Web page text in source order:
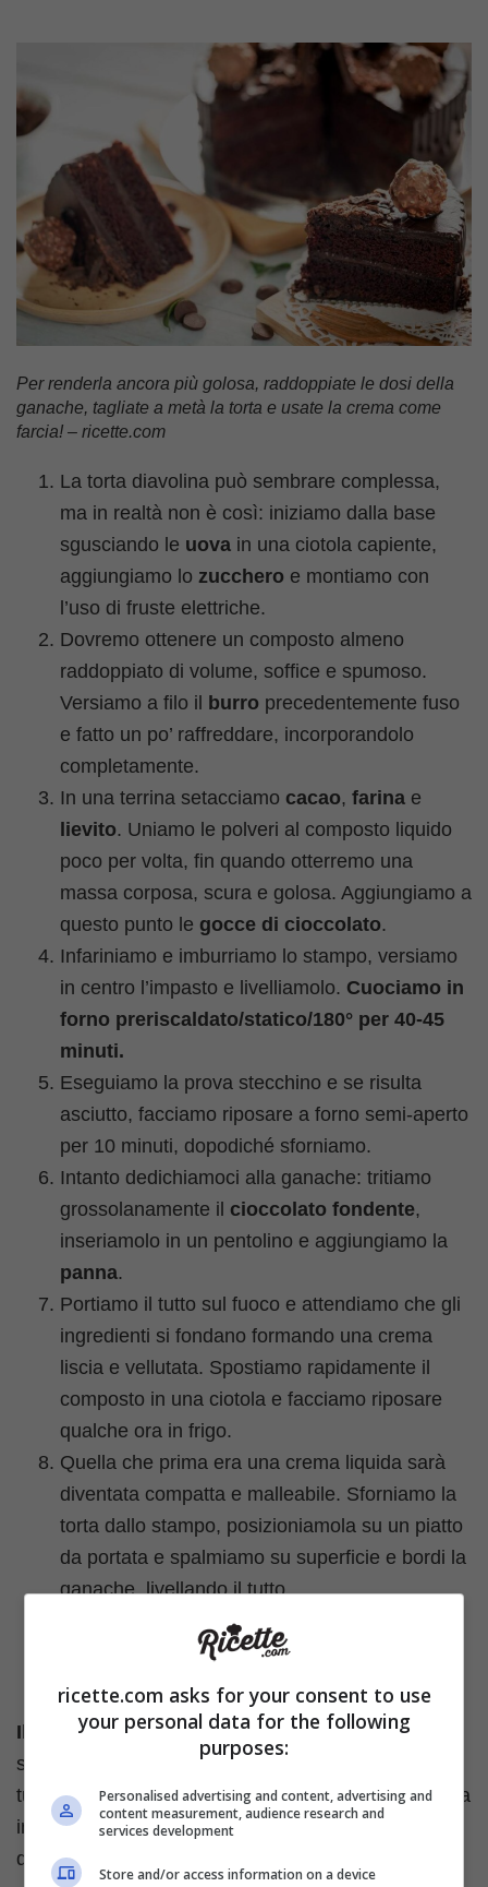
Per renderla ancora più golosa, raddoppiate le dosi della
ganache, tagliate a metà la torta e usate la crema come
farcia! – ricette.com
La torta diavolina può sembrare complessa,
ma in realtà non è così: iniziamo dalla base
sgusciando le uova in una ciotola capiente,
aggiungiamo lo zucchero e montiamo con
l’uso di fruste elettriche.
Dovremo ottenere un composto almeno
raddoppiato di volume, soffice e spumoso.
Versiamo a filo il
burro precedentemente fuso
e fatto un po’ raffreddare, incorporandolo
completamente.
In una terrina setacciamo cacao, farina e
lievito. Uniamo le polveri al composto liquido
poco per volta, fin quando otterremo una
massa corposa, scura e golosa. Aggiungiamo a
questo punto le gocce di cioccolato.
Infariniamo e imburriamo lo stampo, versiamo
in centro l’impasto e livelliamolo. Cuociamo in
forno preriscaldato/statico/180° per 40-45
minuti.
Eseguiamo la prova stecchino e se risulta
asciutto, facciamo riposare a forno semi-aperto
per 10 minuti, dopodiché sforniamo.
Intanto dedichiamoci alla ganache: tritiamo
grossolanamente il cioccolato fondente,
inseriamolo in un pentolino e aggiungiamo la
panna.
Portiamo il tutto sul fuoco e attendiamo che gli
ingredienti si fondano formando una crema
liscia e vellutata. Spostiamo rapidamente il
composto in una ciotola e facciamo riposare
qualche ora in frigo.
Quella che prima era una crema liquida sarà
diventata compatta e malleabile. Sforniamo la
torta dallo stampo, posizioniamola su un piatto
da portata e spalmiamo su superficie e bordi la
ganache, livellando il tutto.
La nostra torta diavolina è pronta da
Il consiglio da chef:la torta si presta ad essere
servita subito dopo averla decorata con la ganache,
tuttavia se dovesse rimanere può essere conservata
in frigorifero, in un contenitore ermetico e in uno
degli scomparti centrali.
ricette.com asks for your consent to use
your personal data for the following
purposes:
Personalised advertising and content, advertising and
content measurement, audience research and
services development
Store and/or access information on a device